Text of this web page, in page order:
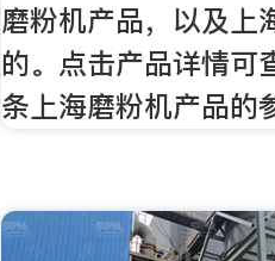
磨粉机产品，以及上
的。点击产品详情可
条上海磨粉机产品的